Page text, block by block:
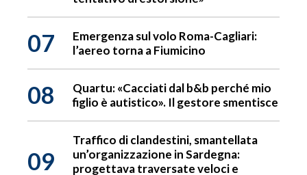
07
Emergenza sul volo Roma-Cagliari:
l’aereo torna a Fiumicino
08
Quartu: «Cacciati dal b&b perché mio
figlio è autistico». Il gestore smentisce
09
Traffico di clandestini, smantellata
un’organizzazione in Sardegna:
progettava traversate veloci e